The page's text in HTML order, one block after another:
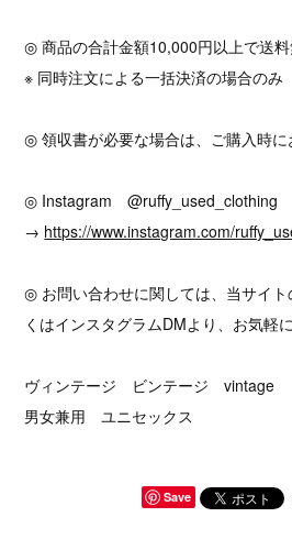
◎ 商品の合計金額10,000円以上で送料
※ 同時注文による一括決済の場合のみ
◎ 領収書が必要な場合は、ご購入時に
◎ Instagram @ruffy_used_clothing
→ https://www.instagram.com/
◎ お問い合わせに関しては、当サイ
くはインスタグラムDMより、お気軽
ヴィンテージ ビンテージ vintage
男女兼用 ユニセックス
Save